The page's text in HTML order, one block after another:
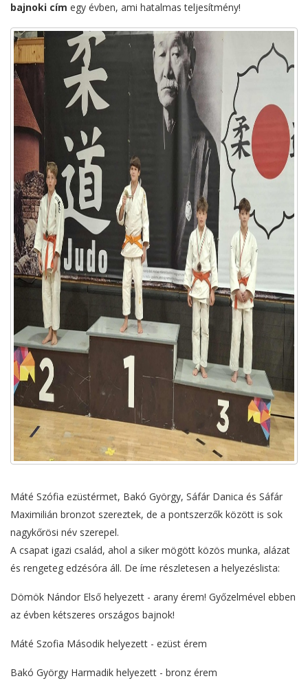
bajnoki cím egy évben, ami hatalmas teljesítmény!
Máté Szófia ezüstérmet, Bakó György, Sáfár Danica és Sáfár
Maximilián bronzot szereztek, de a pontszerzők között is sok
nagykőrösi név szerepel.
A csapat igazi család, ahol a siker mögött közös munka, alázat
és rengeteg edzésóra áll. De íme részletesen a helyezéslista:
Dömök Nándor Első helyezett - arany érem! Győzelmével ebben
az évben kétszeres országos bajnok!
Máté Szofia Második helyezett - ezüst érem
Bakó György Harmadik helyezett - bronz érem